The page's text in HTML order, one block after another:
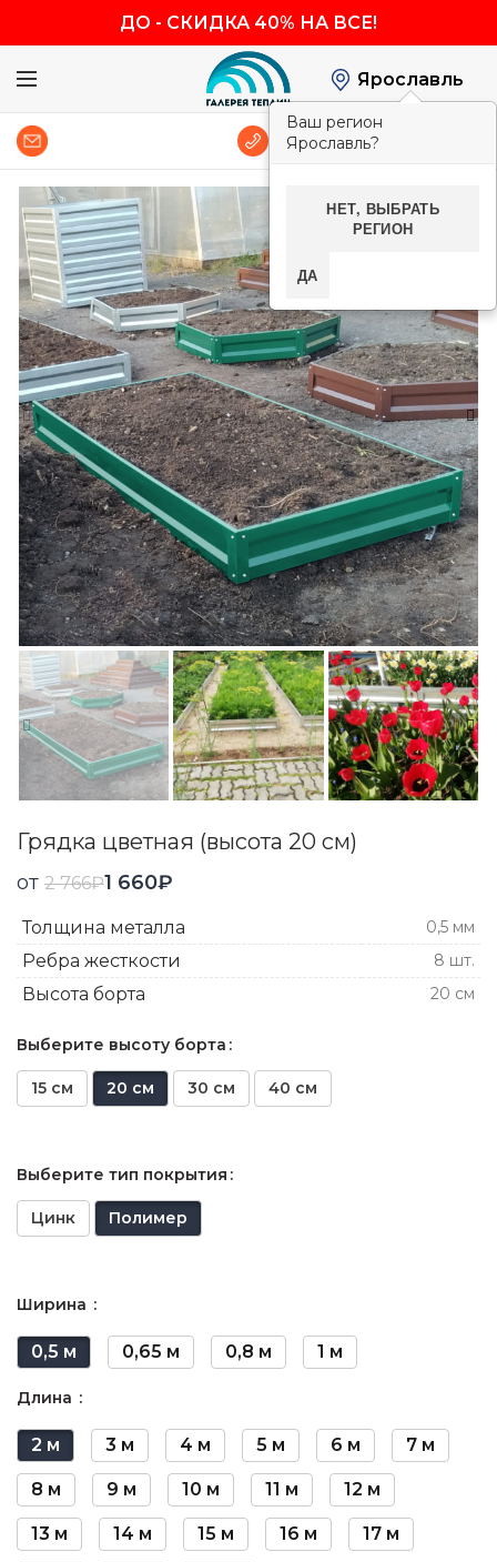
ДО - СКИДКА 40% НА ВСЕ!
Ярославль
Ваш регион
Ярославль?
НЕТ, ВЫБРАТЬ
РЕГИОН
ДА
8 (800) 600-83-54
-40%
Грядка цветная (высота 20 см)
от 2 766₽1 660₽
Толщина металла 0,5 мм
Ребра жесткости 8 шт.
Высота борта 20 см
Выберите высоту борта
15 см 20 см 30 см 40 см
Выберите тип покрытия
Цинк Полимер
Ширина
0,5 м 0,65 м 0,8 м 1 м
Длина
2 м 3 м 4 м 5 м 6 м 7 м
8 м 9 м 10 м 11 м 12 м
13 м 14 м 15 м 16 м 17 м